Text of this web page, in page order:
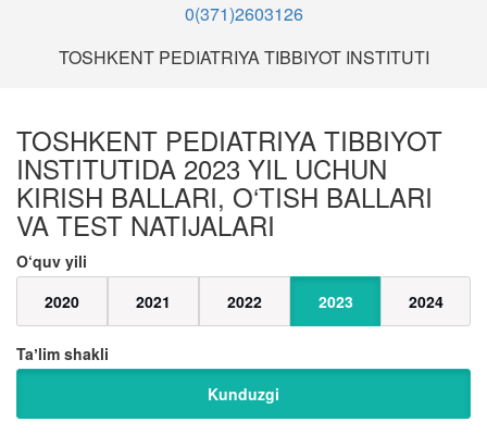
0(371)2603126
TOSHKENT PEDIATRIYA TIBBIYOT INSTITUTI
TOSHKENT PEDIATRIYA TIBBIYOT
INSTITUTIDA 2023 YIL UCHUN
KIRISH BALLARI, O‘TISH BALLARI
VA TEST NATIJALARI
O‘quv yili
2020
2021 2022 2023 2024
Taʼlim shakli
Kunduzgi